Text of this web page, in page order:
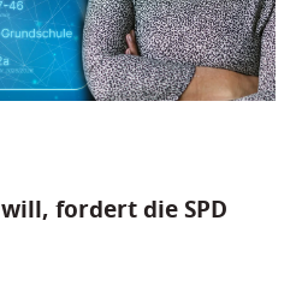
fordert die SPD